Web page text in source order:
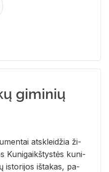
giminių
at­sklei­džia ži­
Ku­ni­gaikš­tys­tės ku­ni­
is­to­ri­jos iš­ta­kas, pa­